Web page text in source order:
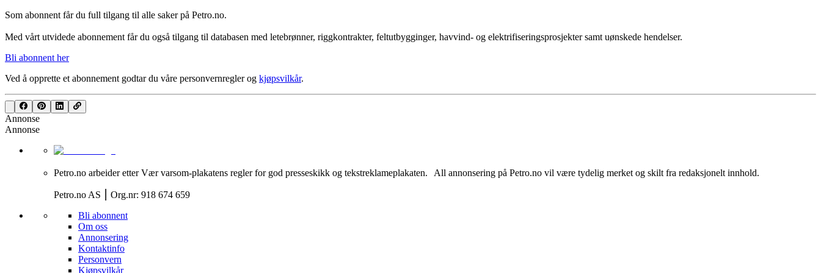
Som abonnent får du full tilgang til alle saker på Petro.no.
Med vårt utvidede abonnement får du også tilgang til databasen med letebrønner, riggkontrakter, feltutbygginger, havvind- og elektrifiseringsprosjekter samt uønskede hendelser.
Bli abonnent her
Ved å opprette et abonnement godtar du våre personvernreglerog kjøpsvilkår.
Annonse
Annonse
Petro.no arbeider etter Vær varsom-plakatens regler for god presseskikk og tekstreklameplakaten. All annonsering på Petro.no vil være tydelig merket og skilt fra redaksjonelt innhold.
Petro.no AS ⎮ Org.nr: 918 674 659
Bli abonnent
Om oss
Annonsering
Kontaktinfo
Personvern
Kjøpsvilkår